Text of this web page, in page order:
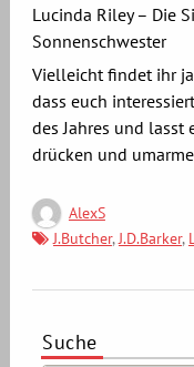
Lucinda Riley – Die
Sonnenschwester
Vielleicht findet ihr
dass euch
des Jahres und
drücken und
AlexS
J.Butcher,J.D.Barker,
Suche